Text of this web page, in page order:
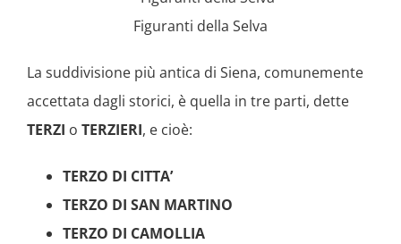
Figuranti della Selva
La suddivisione più antica di Siena, comunemente
accettata dagli storici, è quella in tre parti, dette
TERZI o TERZIERI, e cioè:
TERZO DI CITTA’
TERZO DI SAN MARTINO
TERZO DI CAMOLLIA